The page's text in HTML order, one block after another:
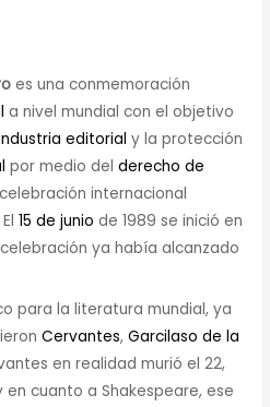
es una conmemoración
a nivel mundial con el objetivo
editorial y la protección
por medio delderecho de
internacional
El15 de junio de 1989 se inició en
ya había alcanzado
para la literatura mundial, ya
Cervantes,Garcilaso de la
en realidad murió el 22,
cuanto a Shakespeare, ese